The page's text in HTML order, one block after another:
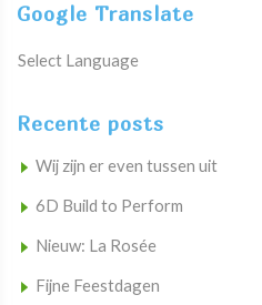
Google Translate
Select Language
Recente posts
Wij zijn er even tussen uit
6D Build to Perform
Nieuw: La Rosée
Fijne Feestdagen